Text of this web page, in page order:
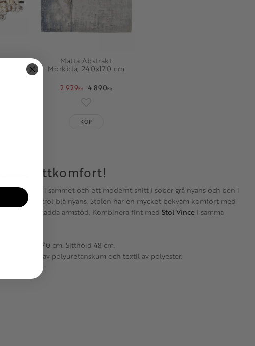
Matta Abstrakt
Mörkblå, 240x170 cm
2 929KR 4 890KR
KÖP
sittkomfort!
klädsel i sammet och ett modernt snitt i sober grå nyans och ben i
i en petrol-blå nyans. Stolen har en mycket bekväm komfort med
i rygg samt klädda armstöd. Kombinera fint med Stol Vince i samma
60 x djup 70 cm. Sitthöjd 48 cm.
bok, sits av polyuretanskum och textil av polyester.